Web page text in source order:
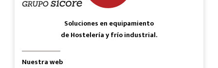
Soluciones en equipamiento
de Hostelería y frío industrial.
Nuestra web